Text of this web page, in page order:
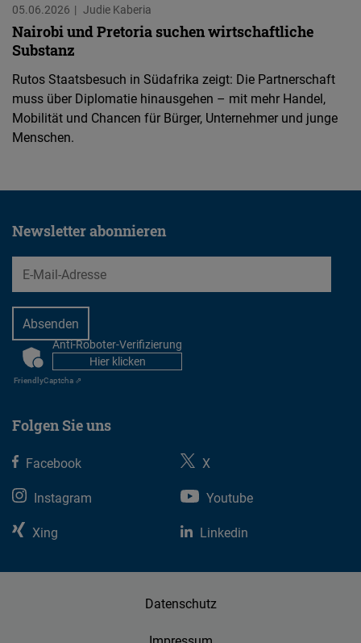
05.06.2026 Judie Kaberia
Nairobi und Pretoria suchen wirtschaftliche
Substanz
Rutos Staatsbesuch in Südafrika zeigt: Die Partnerschaft
muss über Diplomatie hinausgehen – mit mehr Handel,
Mobilität und Chancen für Bürger, Unternehmer und junge
Menschen.
Newsletter abonnieren
EMail
CAPTCHAAnti-Roboter-Verifizierung
Hier klicken
FriendlyCaptcha ⇗
Folgen Sie uns
Facebook
X
Instagram
Youtube
Xing
Linkedin
Datenschutz